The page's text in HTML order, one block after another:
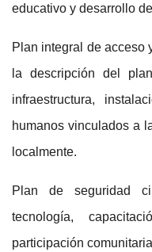
educativo y desarrollo
Plan integral de acceso
la descripción del
infraestructura,
humanos vinculados a
localmente.
Plan de seguridad
tecnología,
participación